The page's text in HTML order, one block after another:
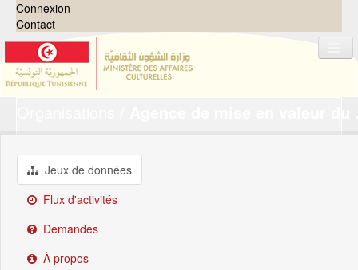
Connexion
Contact
Groupes
Demandes
À propos
Jeux de données
Flux d'activités
Demandes
À propos